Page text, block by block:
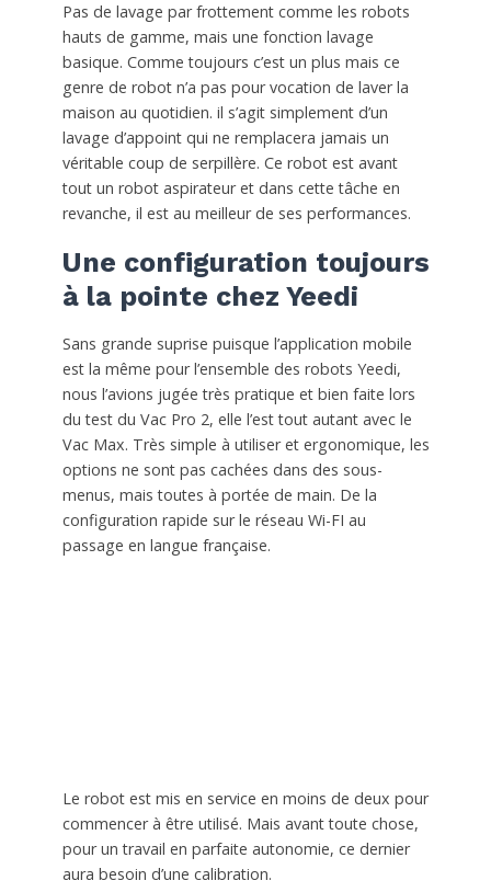
Pas de lavage par frottement comme les robots
hauts de gamme, mais une fonction lavage
basique. Comme toujours c’est un plus mais ce
genre de robot n’a pas pour vocation de laver la
maison au quotidien. il s’agit simplement d’un
lavage d’appoint qui ne remplacera jamais un
véritable coup de serpillère. Ce robot est avant
tout un robot aspirateur et dans cette tâche en
revanche, il est au meilleur de ses performances.
Une configuration toujours
à la pointe chez Yeedi
Sans grande suprise puisque l’application mobile
est la même pour l’ensemble des robots Yeedi,
nous l’avions jugée très pratique et bien faite lors
du test du Vac Pro 2, elle l’est tout autant avec le
Vac Max. Très simple à utiliser et ergonomique, les
options ne sont pas cachées dans des sous-
menus, mais toutes à portée de main. De la
configuration rapide sur le réseau Wi-FI au
passage en langue française.
Le robot est mis en service en moins de deux pour
commencer à être utilisé. Mais avant toute chose,
pour un travail en parfaite autonomie, ce dernier
aura besoin d’une calibration.